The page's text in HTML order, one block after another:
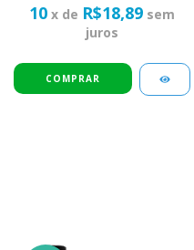
10 x de R$18,89 sem
juros